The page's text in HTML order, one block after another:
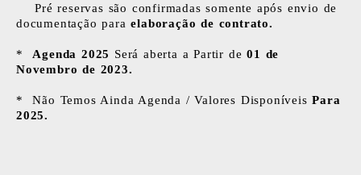
Pré reservas são confirmadas somente após envio de
documentação paraelaboração de contrato.
* Agenda 2025 Será aberta a Partir de01 de
Novembro de 2023.
* Não Temos Ainda Agenda / Valores DisponíveisPara
2025.